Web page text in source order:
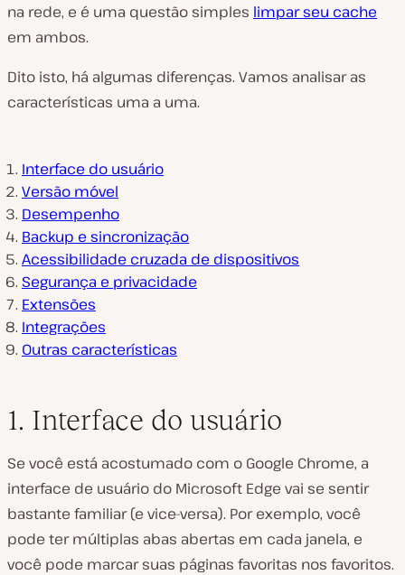
na rede, e é uma questão simples limpar seu cache
em ambos.
Dito isto, há algumas diferenças. Vamos analisar as
características uma a uma.
Interface do usuário
Versão móvel
Desempenho
Backup e sincronização
Acessibilidade cruzada de dispositivos
Segurança e privacidade
Extensões
Integrações
Outras características
1. Interface do usuário
Se você está acostumado com o Google Chrome, a
interface de usuário do Microsoft Edge vai se sentir
bastante familiar (e vice-versa). Por exemplo, você
pode ter múltiplas abas abertas em cada janela, e
você pode marcar suas páginas favoritas nos favoritos.